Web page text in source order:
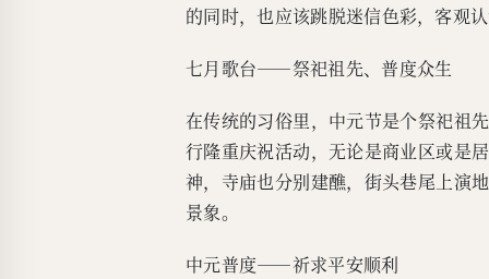
的同时，也应该跳脱迷信色彩，客观
七月歌台——祭祀祖先、普度众生
在传统的习俗里，中元节是个祭祀祖
行隆重庆祝活动，无论是商业区或是
神，寺庙也分别建醮，街头巷尾上演
景象。
中元普度——祈求平安顺利